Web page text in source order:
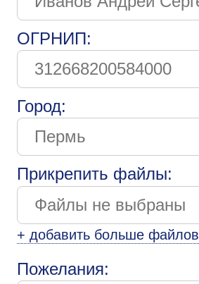
ОГРНИП:
Город:
Прикрепить файлы:
+ добавить больше файлов
Пожелания: